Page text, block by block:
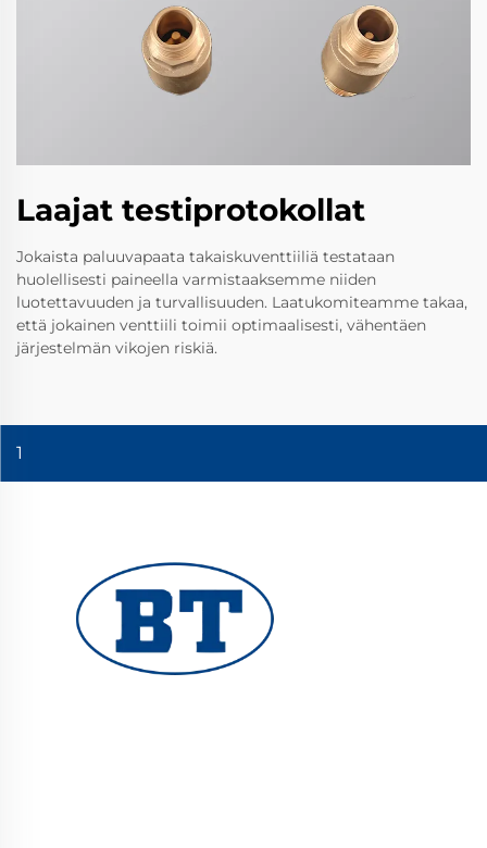
Laajat testiprotokollat
Jokaista paluuvapaata takaiskuventtiiliä testataan
huolellisesti paineella varmistaaksemme niiden
luotettavuuden ja turvallisuuden. Laatukomiteamme takaa,
että jokainen venttiili toimii optimaalisesti, vähentäen
järjestelmän vikojen riskiä.
1